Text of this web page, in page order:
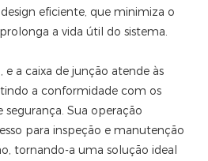
eficiente, que minimiza o
a vida útil do sistema.
a caixa de junção atende às
a conformidade com os
segurança. Sua operação
para inspeção e manutenção
tornando-a uma solução ideal